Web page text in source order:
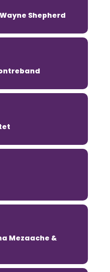
Shepherd
Mezaache &